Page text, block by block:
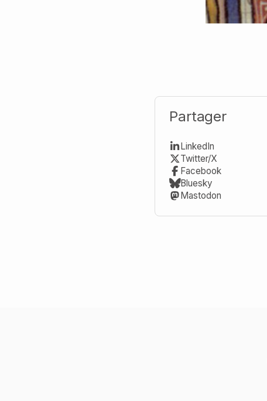
Partager
LinkedIn
Twitter/X
Facebook
Bluesky
Mastodon